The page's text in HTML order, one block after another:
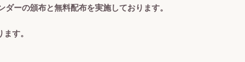
ーの頒布と無料配布を実施しております。
す。